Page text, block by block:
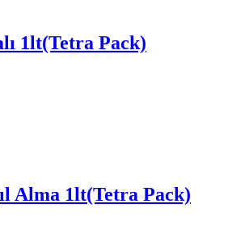
1lt(Tetra Pack)
Alma 1lt(Tetra Pack)